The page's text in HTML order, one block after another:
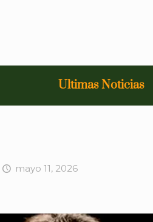
Ultimas Noticias
mayo 11, 2026